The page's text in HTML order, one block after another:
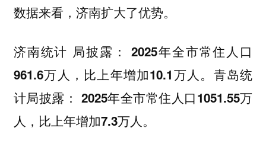
数据来看，济南扩大了优势。
济南统计 局披露：2025年全市常住人口
961.6万人，比上年增加10.1万人。 青岛统
计局披露： 2025年全市常住人口1051.55万
人，比上年增加7.3万人。